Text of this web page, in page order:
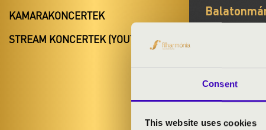
Consent
This website uses cookies
KAMARAKONCERTEK
STREAM KONCERTEK (YOUTUBE)
BÉRLET-